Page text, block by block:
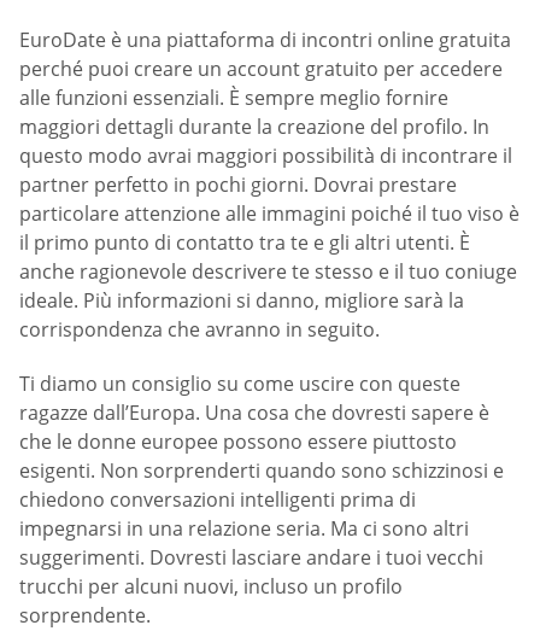
EuroDate è una piattaforma di incontri online gratuita
perché puoi creare un account gratuito per accedere
alle funzioni essenziali. È sempre meglio fornire
maggiori dettagli durante la creazione del profilo. In
questo modo avrai maggiori possibilità di incontrare il
partner perfetto in pochi giorni. Dovrai prestare
particolare attenzione alle immagini poiché il tuo viso è
il primo punto di contatto tra te e gli altri utenti. È
anche ragionevole descrivere te stesso e il tuo coniuge
ideale. Più informazioni si danno, migliore sarà la
corrispondenza che avranno in seguito.
Ti diamo un consiglio su come uscire con queste
ragazze dall’Europa. Una cosa che dovresti sapere è
che le donne europee possono essere piuttosto
esigenti. Non sorprenderti quando sono schizzinosi e
chiedono conversazioni intelligenti prima di
impegnarsi in una relazione seria. Ma ci sono altri
suggerimenti. Dovresti lasciare andare i tuoi vecchi
trucchi per alcuni nuovi, incluso un profilo
sorprendente.